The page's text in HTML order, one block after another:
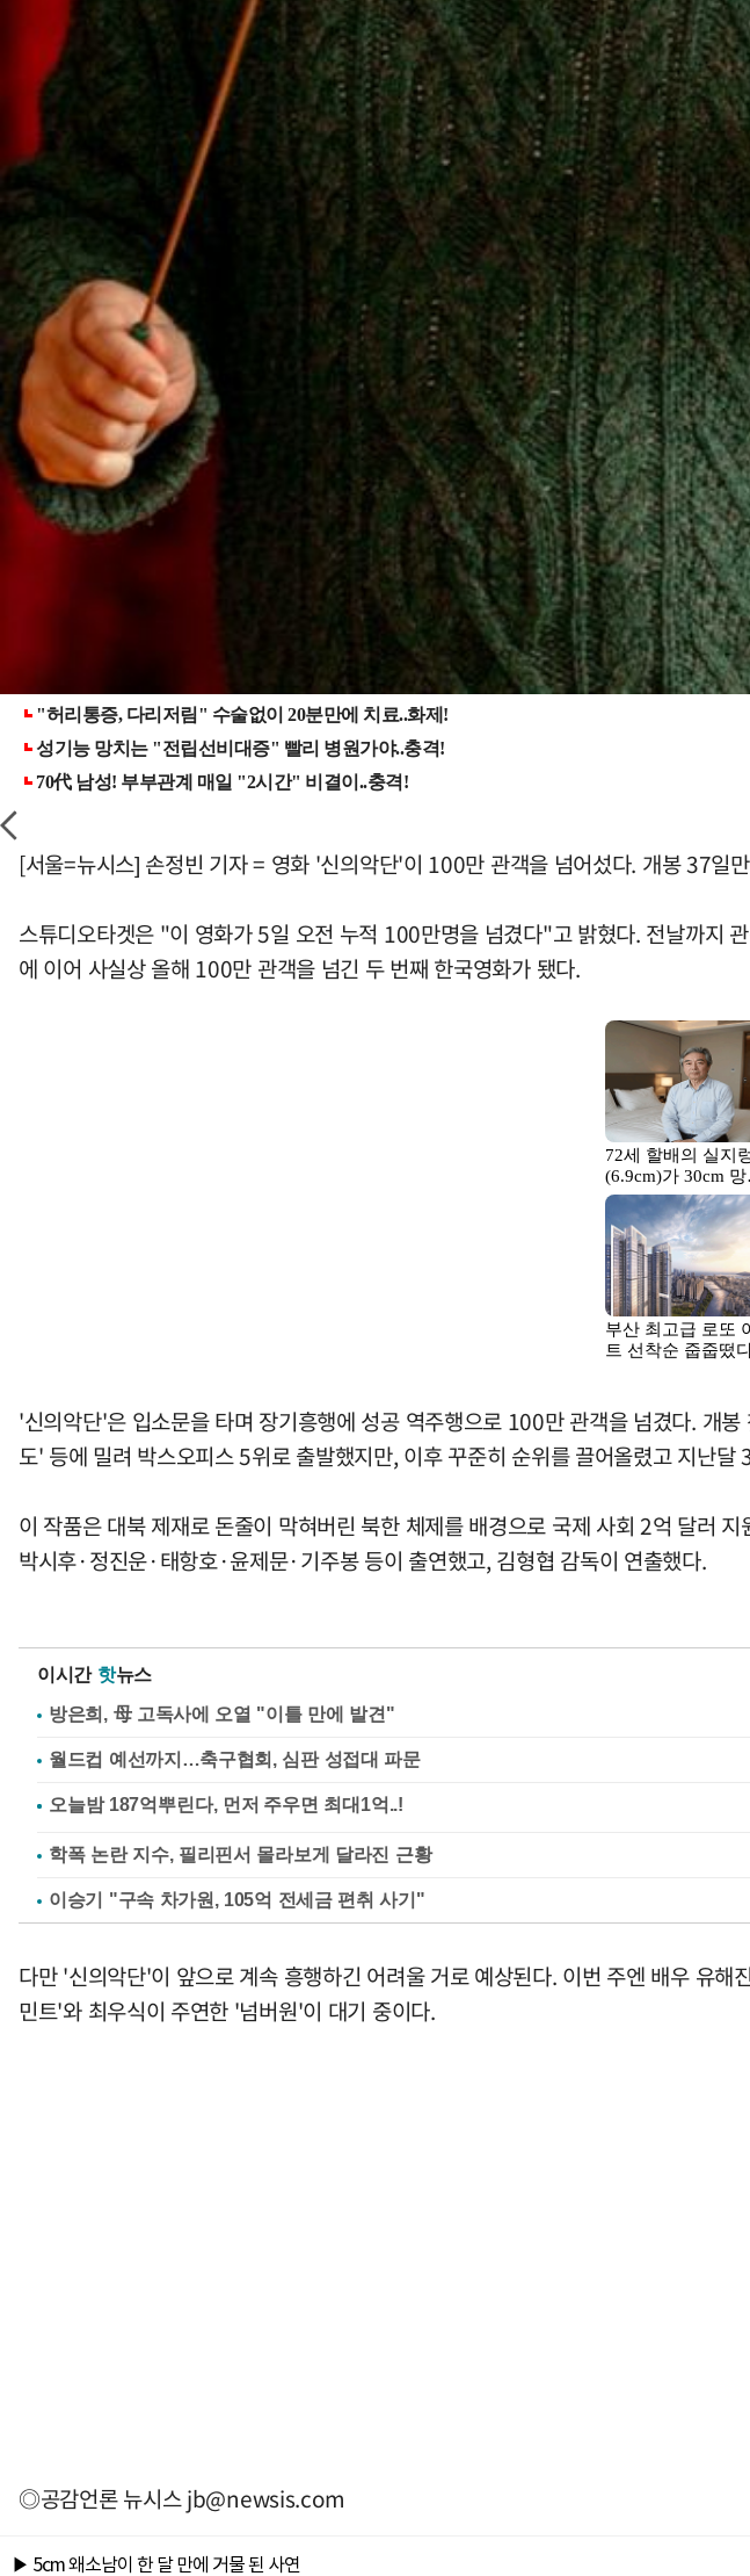
[서울=뉴시스] 손정빈 기자 = 영화 '신의악단'이 100만 관객을 넘어섰다. 개봉 37일
스튜디오타겟은 "이 영화가 5일 오전 누적 100만명을 넘겼다"고 밝혔다. 전날까
에 이어 사실상 올해 100만 관객을 넘긴 두 번째 한국영화가 됐다.
'신의악단'은 입소문을 타며 장기흥행에 성공 역주행으로 100만 관객을 넘겼다. 개
도' 등에 밀려 박스오피스 5위로 출발했지만, 이후 꾸준히 순위를 끌어올렸고 지난
이 작품은 대북 제재로 돈줄이 막혀버린 북한 체제를 배경으로 국제 사회 2억 달러
박시후·정진운·태항호·윤제문·기주봉 등이 출연했고, 김형협 감독이 연출했다.
이시간 핫뉴스
방은희, 母 고독사에 오열 "이틀 만에 발견"
월드컵 예선까지…축구협회, 심판 성접대 파문
학폭 논란 지수, 필리핀서 몰라보게 달라진 근황
이승기 "구속 차가원, 105억 전세금 편취 사기"
다만 '신의악단'이 앞으로 계속 흥행하긴 어려울 거로 예상된다. 이번 주엔 배우 유
민트'와 최우식이 주연한 '넘버원'이 대기 중이다.
◎공감언론 뉴시스jb@newsis.com